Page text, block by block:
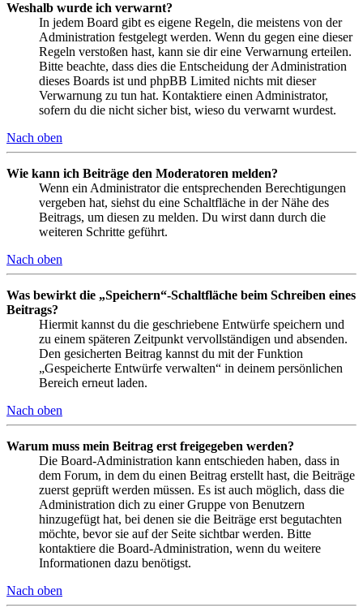
Weshalb wurde ich verwarnt?
In jedem Board gibt es eigene Regeln, die meistens von der
Administration festgelegt werden. Wenn du gegen eine dieser
Regeln verstoßen hast, kann sie dir eine Verwarnung erteilen.
Bitte beachte, dass dies die Entscheidung der Administration
dieses Boards ist und phpBB Limited nichts mit dieser
Verwarnung zu tun hat. Kontaktiere einen Administrator,
sofern du die nicht sicher bist, wieso du verwarnt wurdest.
Nach oben
Wie kann ich Beiträge den Moderatoren melden?
Wenn ein Administrator die entsprechenden Berechtigungen
vergeben hat, siehst du eine Schaltfläche in der Nähe des
Beitrags, um diesen zu melden. Du wirst dann durch die
weiteren Schritte geführt.
Nach oben
Was bewirkt die „Speichern“-Schaltfläche beim Schreiben eines
Beitrags?
Hiermit kannst du die geschriebene Entwürfe speichern und
zu einem späteren Zeitpunkt vervollständigen und absenden.
Den gesicherten Beitrag kannst du mit der Funktion
„Gespeicherte Entwürfe verwalten“ in deinem persönlichen
Bereich erneut laden.
Nach oben
Warum muss mein Beitrag erst freigegeben werden?
Die Board-Administration kann entschieden haben, dass in
dem Forum, in dem du einen Beitrag erstellt hast, die Beiträge
zuerst geprüft werden müssen. Es ist auch möglich, dass die
Administration dich zu einer Gruppe von Benutzern
hinzugefügt hat, bei denen sie die Beiträge erst begutachten
möchte, bevor sie auf der Seite sichtbar werden. Bitte
kontaktiere die Board-Administration, wenn du weitere
Informationen dazu benötigst.
Nach oben